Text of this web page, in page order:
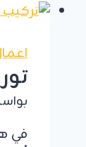
في